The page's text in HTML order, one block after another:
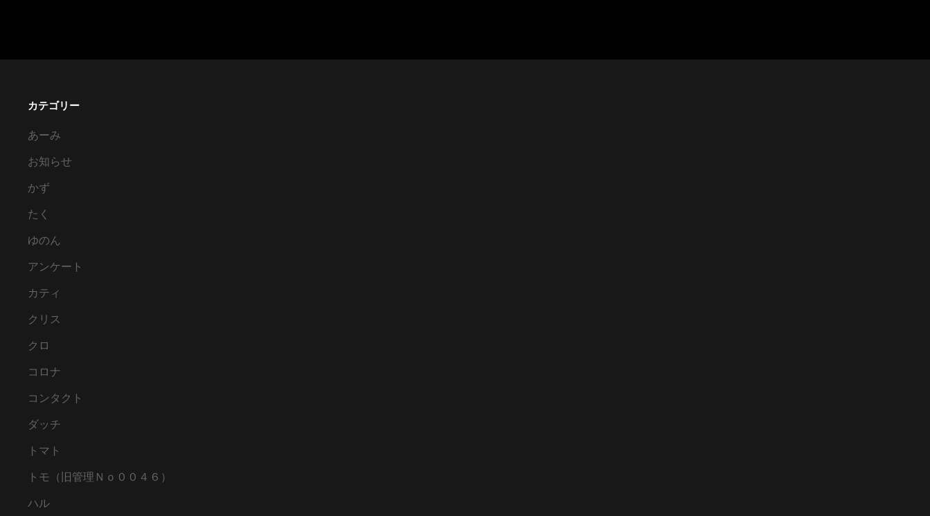
カテゴリー
あーみ
お知らせ
かず
たく
ゆのん
アンケート
カティ
クリス
クロ
コロナ
コンタクト
ダッチ
トマト
トモ（旧管理Ｎｏ００４６）
ハル